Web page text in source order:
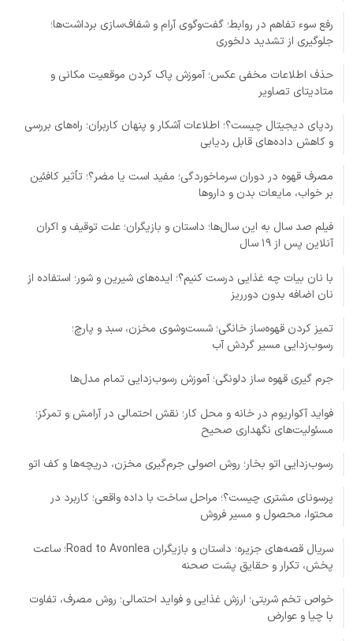
رفع سوء تفاهم در روابط؛ گفت‌وگوی آرام و شفاف‌سازی برداشت‌ها؛
جلوگیری از تشدید دلخوری
حذف اطلاعات مخفی عکس؛ آموزش پاک کردن موقعیت مکانی و
متادیتای تصاویر
ردپای دیجیتال چیست؟؛ اطلاعات آشکار و پنهان کاربران؛ راه‌های بررسی
و کاهش داده‌های قابل ردیابی
مصرف قهوه در دوران سرماخوردگی؛ مفید است یا مضر؟؛ تأثیر کافئین
بر خواب، مایعات بدن و داروها
فیلم صد سال به این سال‌ها؛ داستان و بازیگران؛ علت توقیف و اکران
آنلاین پس از ۱۹ سال
با نان بیات چه غذایی درست کنیم؟؛ ایده‌های شیرین و شور؛ استفاده از
نان اضافه بدون دورریز
تمیز کردن قهوه‌ساز خانگی؛ شست‌وشوی مخزن، سبد و پارچ؛
رسوب‌زدایی مسیر گردش آب
جرم گیری قهوه ساز دلونگی؛ آموزش رسوب‌زدایی تمام مدل‌ها
فواید آکواریوم در خانه و محل کار؛ نقش احتمالی در آرامش و تمرکز؛
مسئولیت‌های نگهداری صحیح
رسوب‌زدایی اتو بخار؛ روش اصولی جرم‌گیری مخزن، دریچه‌ها و کف اتو
پرسونای مشتری چیست؟؛ مراحل ساخت با داده واقعی؛ کاربرد در
محتوا، محصول و مسیر فروش
سریال قصه‌های جزیره؛ داستان و بازیگران Road to Avonlea؛ ساعت
پخش، تکرار و حقایق پشت صحنه
خواص تخم شربتی؛ ارزش غذایی و فواید احتمالی؛ روش مصرف، تفاوت
با چیا و عوارض